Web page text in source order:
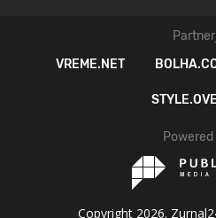
VREME.NET
Powered
Copyright 2026.